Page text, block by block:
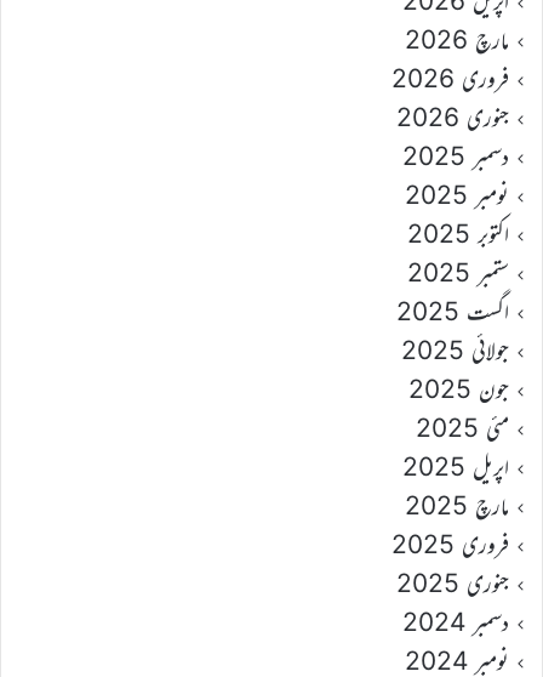
مارچ 2026
فروری 2026
جنوری 2026
دسمبر 2025
نومبر 2025
اکتوبر 2025
ستمبر 2025
اگست 2025
جولائی 2025
جون 2025
مئی 2025
اپریل 2025
مارچ 2025
فروری 2025
جنوری 2025
دسمبر 2024
نومبر 2024